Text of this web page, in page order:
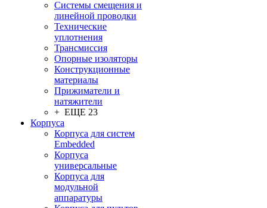
Системы смещения и
линейной проводки
Технические
уплотнения
Трансмиссия
Опорные изоляторы
Конструкционные
материалы
Прижиматели и
натяжители
+ ЕЩЕ 23
Корпуса
Корпуса для систем
Embedded
Корпуса
универсальные
Корпуса для
модульной
аппаратуры